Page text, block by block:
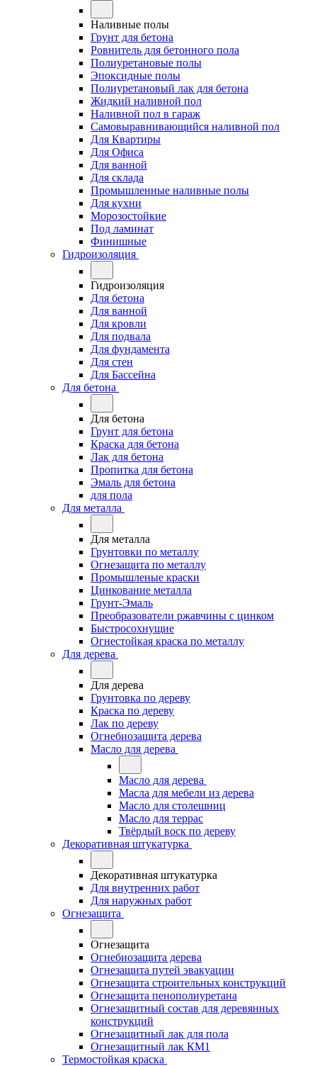
Наливные полы
Грунт для бетона
Ровнитель для бетонного пола
Полиуретановые полы
Эпоксидные полы
Полиуретановый лак для бетона
Жидкий наливной пол
Наливной пол в гараж
Самовыравнивающийся наливной пол
Для Квартиры
Для Офиса
Для ванной
Для склада
Промышленные наливные полы
Для кухни
Морозостойкие
Под ламинат
Финишные
Гидроизоляция
Гидроизоляция
Для бетона
Для ванной
Для кровли
Для подвала
Для фундамента
Для стен
Для Бассейна
Для бетона
Для бетона
Грунт для бетона
Краска для бетона
Лак для бетона
Пропитка для бетона
Эмаль для бетона
для пола
Для металла
Для металла
Грунтовки по металлу
Огнезащита по металлу
Промышленые краски
Цинкование металла
Грунт-Эмаль
Преобразователи ржавчины с цинком
Быстросохнущие
Огнестойкая краска по металлу
Для дерева
Для дерева
Грунтовка по дереву
Краска по дереву
Лак по дереву
Огнебиозащита дерева
Масло для дерева
Масло для дерева
Масла для мебели из дерева
Масло для столешниц
Масло для террас
Твёрдый воск по дереву
Декоративная штукатурка
Декоративная штукатурка
Для внутренних работ
Для наружных работ
Огнезащита
Огнезащита
Огнебиозащита дерева
Огнезащита путей эвакуации
Огнезащита строительных конструкций
Огнезащита пенополиуретана
Огнезащитный состав для деревянных
конструкций
Огнезащитный лак для пола
Огнезащитный лак КМ1
Термостойкая краска